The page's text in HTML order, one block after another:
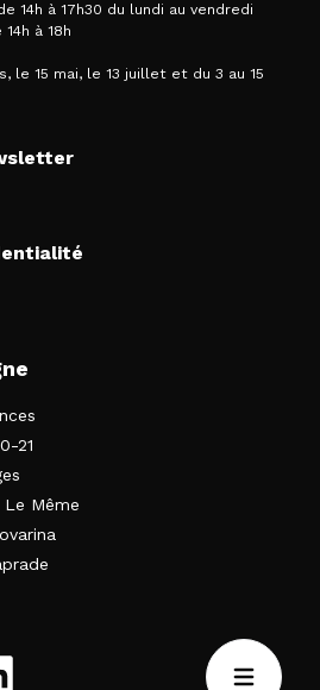
14h à 17h30 du lundi au vendredi
à 18h
le 15 mai, le 13 juillet et du 3 au 15
21
Le Même